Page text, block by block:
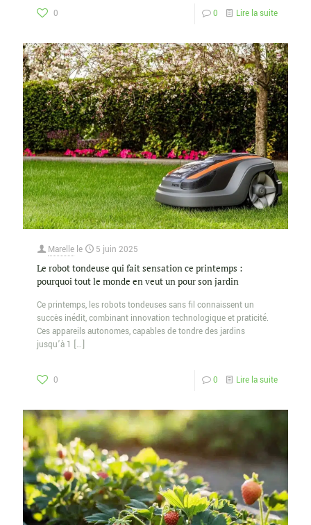
0 0 Lire la suite
Marelle le 5 juin 2025
Le robot tondeuse qui fait sensation ce printemps :
pourquoi tout le monde en veut un pour son jardin
Ce printemps, les robots tondeuses sans fil connaissent un
succès inédit, combinant innovation technologique et praticité.
Ces appareils autonomes, capables de tondre des jardins
jusqu’à 1
[…]
0 0 Lire la suite